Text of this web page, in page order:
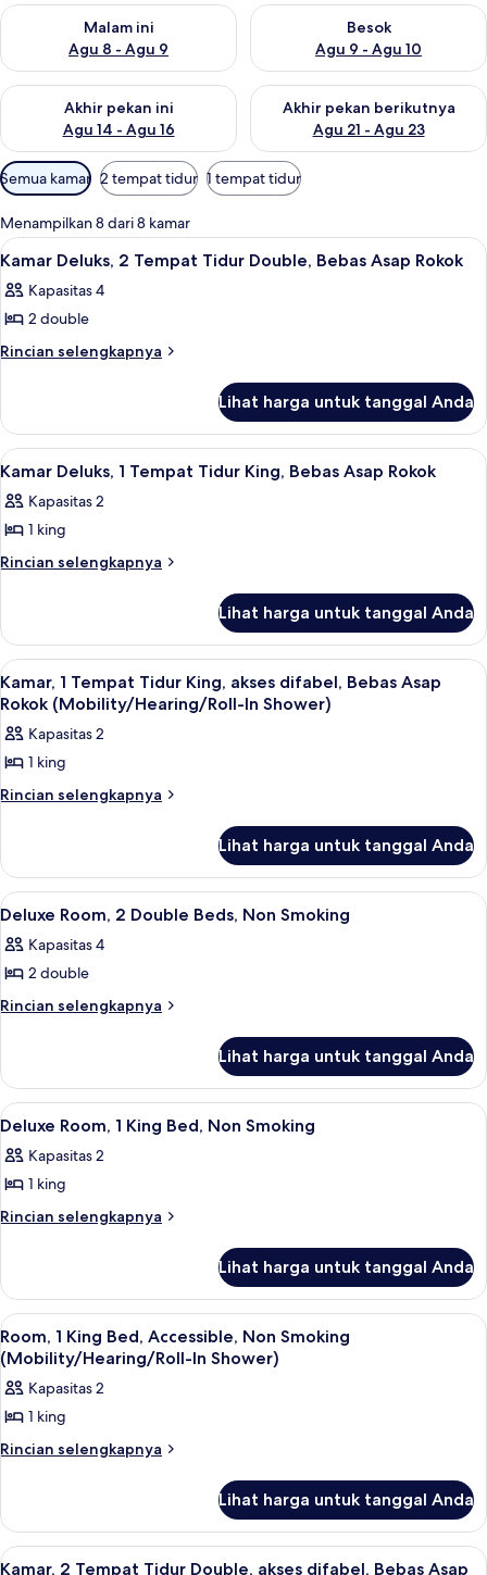
Malam ini
Agu 8 - Agu 9
Periksa ketersediaan untuk malam ini Agu 8 - Agu 9
Besok
Agu 9 - Agu 10
Periksa ketersediaan untuk
Akhir pekan ini
Agu 14 - Agu 16
Periksa ketersediaan untuk akhir pekan ini Agu 14 - Agu 16
Akhir pekan berikutnya
Agu 21 - Agu 23
Periksa ketersediaan untuk
Filter
tersedia
untuk
kamar
Semua kamar 2 tempat tidur 1 tempat tidur
Menampilkan 8 dari 8 kamar
Lihat
semua
foto
untuk
Kamar
Tempat
Tidur
Double,
Bebas
Asap
Bantalan ekstra lembut, meja kerja,
7
Kamar Deluks, 2 Tempat Tidur Double, Bebas Asap Rokok
Kapasitas 4
2 double
Rincian selengkapnya
Rincian
Kamar
Deluks,
2
Tidur
Double,
Asap
Lihat harga untuk tanggal Anda
Lihat
semua
foto
untuk
Kamar
Tempat
Tidur
King,
Bebas
Asap
Rokok
Kamar Deluks, 1 Tempat Tidur King,
8
Kamar Deluks, 1 Tempat Tidur King, Bebas Asap Rokok
Kapasitas 2
1 king
Rincian selengkapnya
Rincian
Kamar
Deluks,
1
Tempat
King,
Bebas
Rokok
Lihat harga untuk tanggal Anda
Lihat
semua
foto
untuk
Kamar,
1
King,
akses
difabel,
Bebas
Asap
Rokok
(Mobility/Hearing/Roll-
Shower)
Bantalan ekstra lembut, meja kerja,
5
Kamar, 1 Tempat Tidur King, akses difabel, Bebas Asap
Rokok (Mobility/Hearing/Roll-In Shower)
Kapasitas 2
1 king
Rincian selengkapnya
Rincian
Kamar,
Tempat
King,
akses
Bebas
In
Shower)
Lihat harga untuk tanggal Anda
Lihat
semua
foto
untuk
Deluxe
Double
Beds,
Non
Smoking
Bantalan ekstra lembut, meja kerja,
5
Deluxe Room, 2 Double Beds, Non Smoking
Kapasitas 4
2 double
Rincian selengkapnya
Rincian
Deluxe
Room,
2
Beds,
Non
Lihat harga untuk tanggal Anda
Lihat
semua
foto
untuk
Deluxe
King
Bed,
Non
Smoking
Bantalan ekstra lembut, meja kerja,
2
Deluxe Room, 1 King Bed, Non Smoking
Kapasitas 2
1 king
Rincian selengkapnya
Rincian
Deluxe
Room,
1
King
Bed,
Non
Smoking
Lihat harga untuk tanggal Anda
Lihat
semua
foto
untuk
Room,
1
Accessible,
Non
Bantalan ekstra lembut, meja kerja,
4
Room, 1 King Bed, Accessible, Non Smoking
(Mobility/Hearing/Roll-In Shower)
Kapasitas 2
1 king
Rincian selengkapnya
Rincian
Room,
King
Lihat harga untuk tanggal Anda
Lihat
Bantalan ekstra lembut, meja kerja,
6
Kamar, 2 Tempat Tidur Double, akses difabel, Bebas Asap